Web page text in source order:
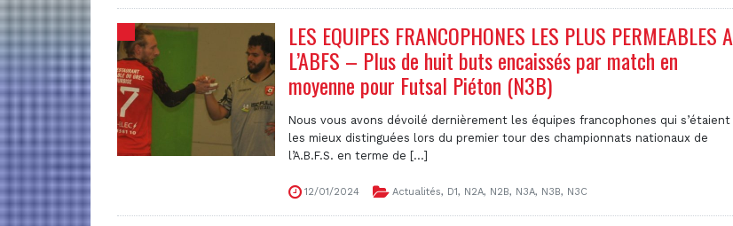
LES EQUIPES FRANCOPHONES LES PLUS PERMEABLES A
L’ABFS – Plus de huit buts encaissés par match en
moyenne pour Futsal Piéton (N3B)
Nous vous avons dévoilé dernièrement les équipes francophones qui s’étaient
les mieux distinguées lors du premier tour des championnats nationaux de
l’A.B.F.S. en terme de [...]
12/01/2024 Actualités, D1, N2A, N2B, N3A, N3B, N3C